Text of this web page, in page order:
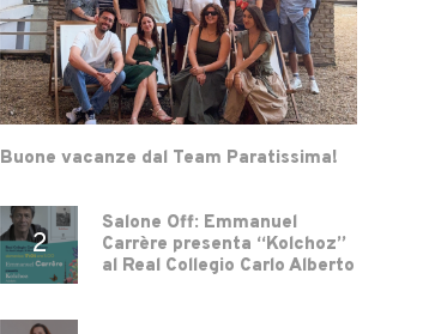
Buone vacanze dal Team Paratissima!
Salone Off: Emmanuel
Carrère presenta “Kolchoz”
al Real Collegio Carlo Alberto